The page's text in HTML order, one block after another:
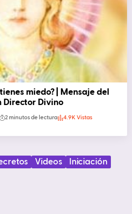
miedo? | Mensaje del
Director Divino
2 minutos de lectura 4.9K Vistas
Videos Iniciación